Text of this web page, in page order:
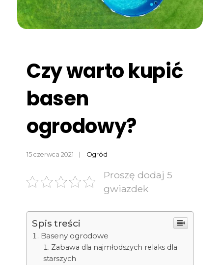
Czy warto kupić
basen
ogrodowy?
15 czerwca 2021 Ogród
Proszę dodaj 5
gwiazdek
Spis treści
Baseny ogrodowe
Zabawa dla najmłodszych relaks dla
starszych